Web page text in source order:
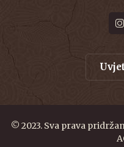
© 2023. Sva prava